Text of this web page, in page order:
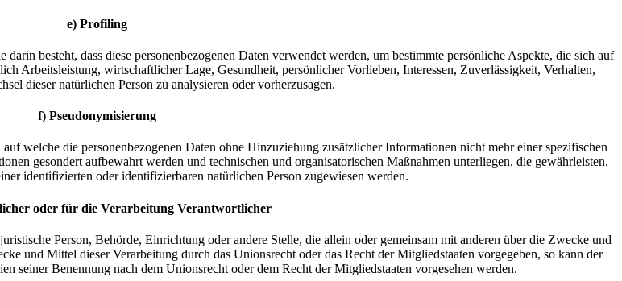
e) Profiling
besteht, dass diese personenbezogenen Daten verwendet werden, um bestimmte persönliche Aspekte, die sich auf
Arbeitsleistung, wirtschaftlicher Lage, Gesundheit, persönlicher Vorlieben, Interessen, Zuverlässigkeit, Verhalten,
dieser natürlichen Person zu analysieren oder vorherzusagen.
f) Pseudonymisierung
welche die personenbezogenen Daten ohne Hinzuziehung zusätzlicher Informationen nicht mehr einer spezifischen
gesondert aufbewahrt werden und technischen und organisatorischen Maßnahmen unterliegen, die gewährleisten,
identifizierten oder identifizierbaren natürlichen Person zugewiesen werden.
oder für die Verarbeitung Verantwortlicher
Person, Behörde, Einrichtung oder andere Stelle, die allein oder gemeinsam mit anderen über die Zwecke und
und Mittel dieser Verarbeitung durch das Unionsrecht oder das Recht der Mitgliedstaaten vorgegeben, so kann der
seiner Benennung nach dem Unionsrecht oder dem Recht der Mitgliedstaaten vorgesehen werden.